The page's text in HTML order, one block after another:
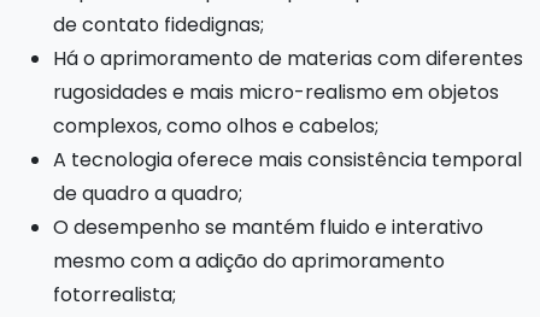
de contato fidedignas;
Há o aprimoramento de materias com diferentes
rugosidades e mais micro-realismo em objetos
complexos, como olhos e cabelos;
A tecnologia oferece mais consistência temporal
de quadro a quadro;
O desempenho se mantém fluido e interativo
mesmo com a adição do aprimoramento
fotorrealista;